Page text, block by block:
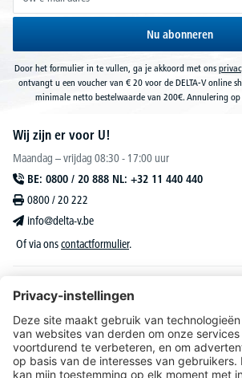
Nu abonneren
Door het formulier in te vullen, ga je akkoord met ons
ontvangt u een voucher van € 20 voor de DELTA-V online
minimale netto bestelwaarde van 200€. Annulering
Wij zijn er voor U!
Maandag – vrijdag 08:30 - 17:00 uur
BE: 0800 / 20 888 NL: +32 11 440 440
0800 / 20 222
info@delta-v.be
Of via onscontactformulier.
DELTA-V Lucas
Klantenservice
Over DELTA-V